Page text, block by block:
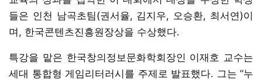
들은 인천 남곡초팀(권서율, 김지우, 오승환, 최서연)이
며, 한국콘텐츠진흥원장상을 수상했다.
특강을 맡은 한국창의정보문화학회장인 이재호 교수는
세대 통합형 게임리터러시를 주제로 발표했다. 그는 “누